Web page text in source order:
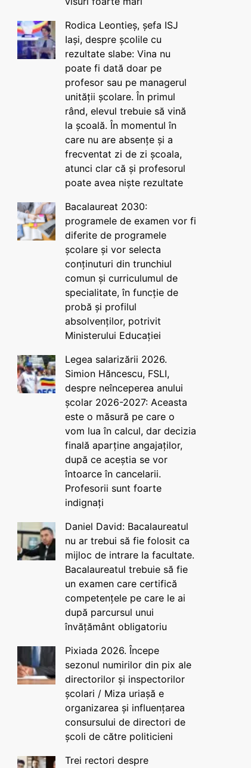
Rodica Leontieș, șefa ISJ
Iași, despre școlile cu
rezultate slabe: Vina nu
poate fi dată doar pe
profesor sau pe managerul
unității școlare. În primul
rând, elevul trebuie să vină
la școală. În momentul în
care nu are absențe și a
frecventat zi de zi școala,
atunci clar că și profesorul
poate avea niște rezultate
Bacalaureat 2030:
programele de examen vor fi
diferite de programele
școlare și vor selecta
conținuturi din trunchiul
comun și curriculumul de
specialitate, în funcție de
probă și profilul
absolvenților, potrivit
Ministerului Educației
Legea salarizării 2026.
Simion Hăncescu, FSLI,
despre neînceperea anului
școlar 2026-2027: Aceasta
este o măsură pe care o
vom lua în calcul, dar decizia
finală aparține angajaților,
după ce aceștia se vor
întoarce în cancelarii.
Profesorii sunt foarte
indignați
Daniel David: Bacalaureatul
nu ar trebui să fie folosit ca
mijloc de intrare la facultate.
Bacalaureatul trebuie să fie
un examen care certifică
competențele pe care le ai
după parcursul unui
învățământ obligatoriu
Pixiada 2026. Începe
sezonul numirilor din pix ale
directorilor și inspectorilor
școlari / Miza uriașă e
organizarea și influențarea
consursului de directori de
școli de către politicieni
Trei rectori despre